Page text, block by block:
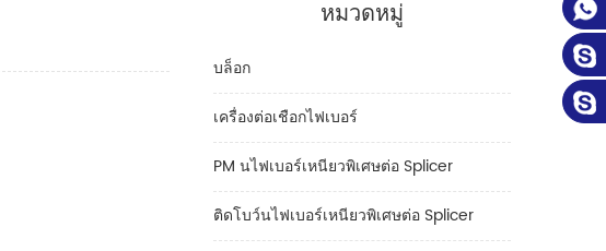
หมวดหมู่
บล็อก
เครื่องต่อเชือกไฟเบอร์
PM นไฟเบอร์เหนียวพิเศษต่อ Splicer
ติดโบว์นไฟเบอร์เหนียวพิเศษต่อ Splicer